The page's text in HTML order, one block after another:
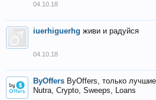
04.10.18
iuerhiguerhg живи и радуйся
04.10.18
ByOffers ByOffers, только
Nutra, Crypto, Sweeps, Loans